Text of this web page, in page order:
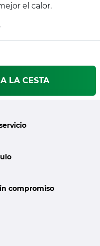
el calor.
LA CESTA
compromiso